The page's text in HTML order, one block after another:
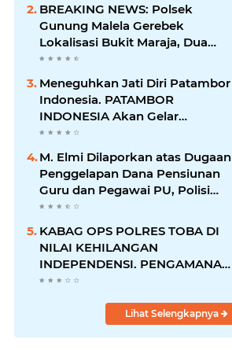
BREAKING NEWS: Polsek
Gunung Malela Gerebek
Lokalisasi Bukit Maraja, Dua
Perempuan Menangis Saat
Diciduk Bersama Sabu
Meneguhkan Jati Diri Patambor
Indonesia. PATAMBOR
INDONESIA Akan Gelar
RAKERNAS II Di Jakarta.
M. Elmi Dilaporkan atas Dugaan
Penggelapan Dana Pensiunan
Guru dan Pegawai PU, Polisi
Pastikan Proses Hukum
KABAG OPS POLRES TOBA DI
NILAI KEHILANGAN
INDEPENDENSI. PENGAMANAN
PENEMBOKAN TANAH DI
Lihat Selengkapnya